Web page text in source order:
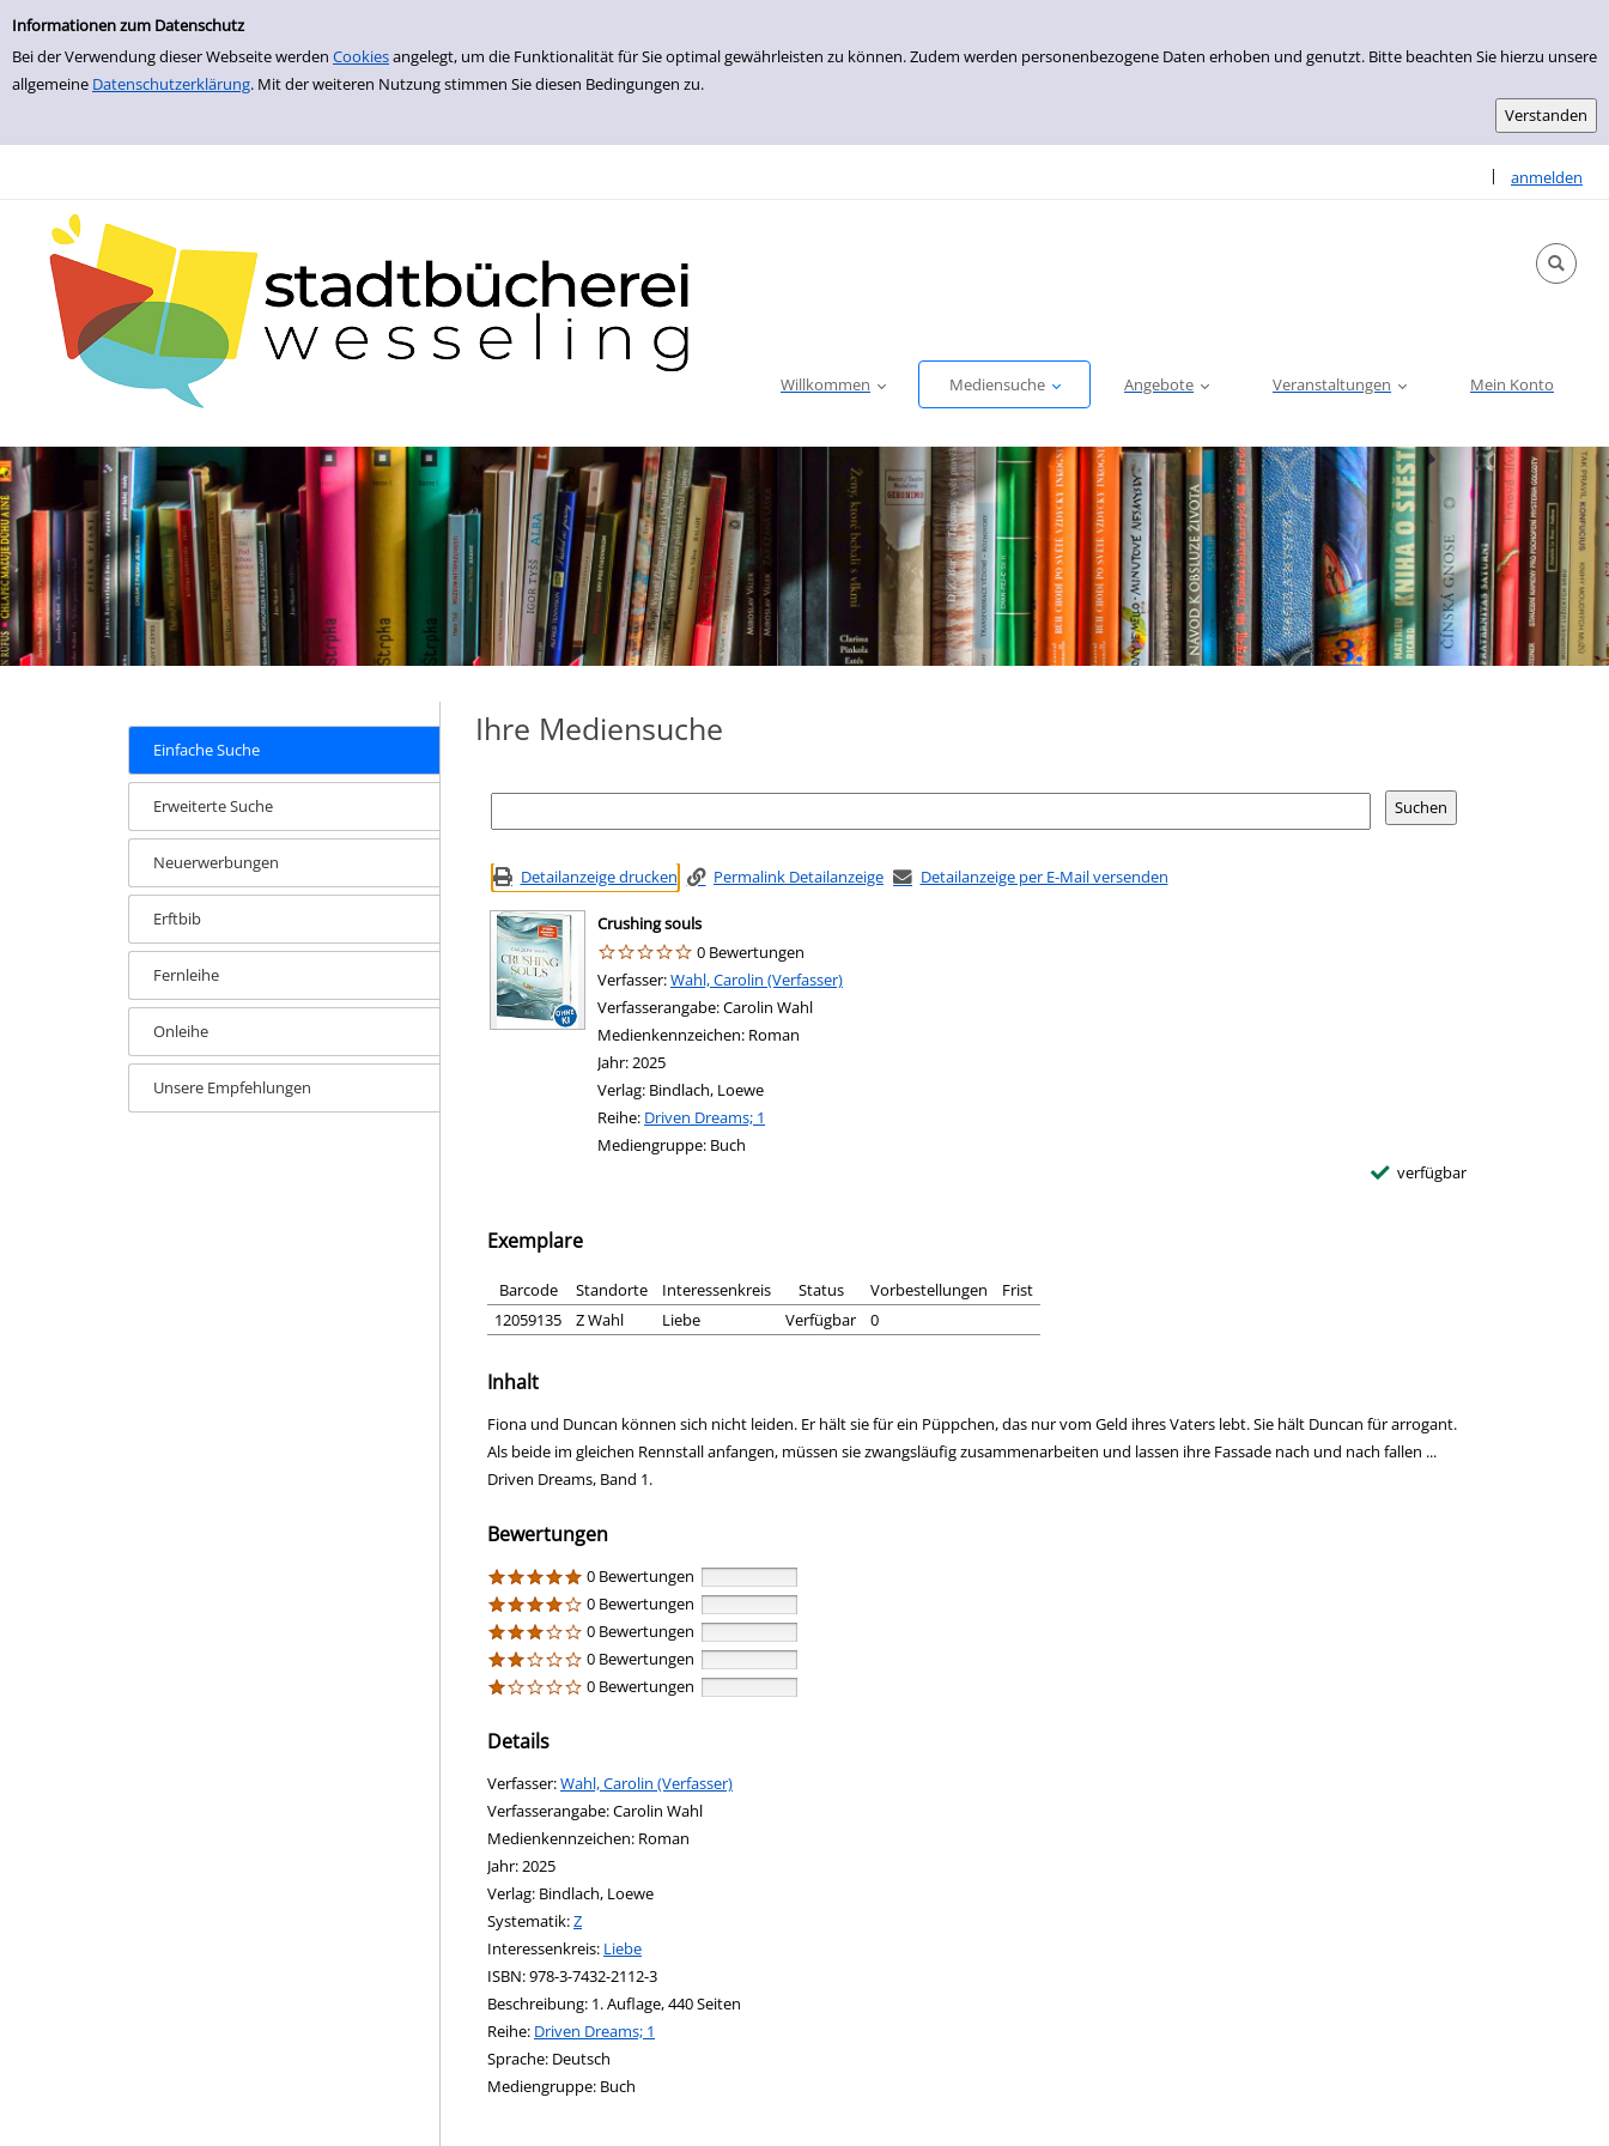
Informationen zum Datenschutz
Bei der Verwendung dieser Webseite werden Cookiesangelegt, um die Funktionalität für Sie optimal gewährleisten zu können. Zudem werden personenbezogene Daten erhoben und genutzt. Bitte beachten Sie hierzu unsere
allgemeine Datenschutzerklärung. Mit der weiteren Nutzung stimmen Sie diesen Bedingungen zu.
zur Navigation springen
zum Inhalt springen
Zur Detailanzeige springen
| anmelden
Sprache
Willkommen Mediensuche Angebote Veranstaltungen Mein Konto
Einfache Suche
Erweiterte Suche
Neuerwerbungen
Erftbib
Fernleihe
Onleihe
Unsere Empfehlungen
Ihre Mediensuche
Detailanzeige drucken Permalink Detailanzeige Detailanzeige per E-Mail versenden
Crushing souls
0 Bewertungen
Verfasser:Suche nach diesem Verfasser
Wahl, Carolin (Verfasser)
Verfasserangabe:Carolin Wahl
Medienkennzeichen: Roman
Jahr:2025
Verlag: Bindlach, Loewe
Reihe: Driven Dreams; 1
Mediengruppe: Buch
verfügbar
Exemplare
Barcode Standorte Interessenkreis Status Vorbestellungen
Frist
12059135
Z Wahl Liebe Verfügbar 0
Inhalt
Fiona und Duncan können sich nicht leiden. Er hält sie für ein Püppchen, das nur vom Geld ihres Vaters lebt. Sie hält Duncan für arrogant.
Als beide im gleichen Rennstall anfangen, müssen sie zwangsläufig zusammenarbeiten und lassen ihre Fassade nach und nach fallen ...
Driven Dreams, Band 1.
Bewertungen
0 Bewertungen
0 Bewertungen
0 Bewertungen
0 Bewertungen
0 Bewertungen
Details
Verfasser:Suche nach diesem Verfasser
Wahl, Carolin (Verfasser)
Verfasserangabe:Carolin Wahl
Medienkennzeichen: Roman
Jahr:2025
Verlag: Bindlach, Loewe
opens in new tab
Diesen Link in neuem Tab öffnen
Systematik:Suche nach dieser Systematik
Z
Interessenkreis: Suche nach diesem Interessenskreis
Liebe
ISBN:978-3-7432-2112-3
Beschreibung: 1. Auflage, 440 Seiten
Reihe: Driven Dreams; 1
Suche nach dieser Beteiligten Person
Sprache: Deutsch
Mediengruppe: Buch